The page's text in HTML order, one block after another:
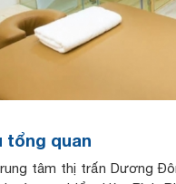
tổng quan
tâm thị trấn Dương